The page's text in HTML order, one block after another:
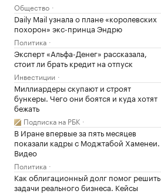
Общество
Daily Mail узнала о плане «королевских
похорон» экс-принца Эндрю
Политика
Эксперт «Альфа-Денег» рассказала,
стоит ли брать кредит на отпуск
Инвестиции
Миллиардеры скупают и строят
бункеры. Чего они боятся и куда хотят
бежать
Подписка на РБК
В Иране впервые за пять месяцев
показали кадры с Моджтабой Хаменеи.
Видео
Политика
Как облигационный долг помог решить
задачи реального бизнеса. Кейсы